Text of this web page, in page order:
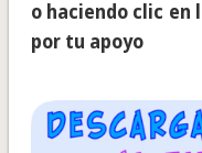
o haciendo clic en
por tu apoyo